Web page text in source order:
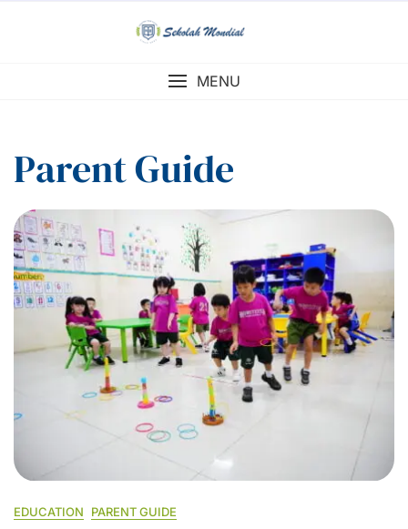
MENU
Parent Guide
EDUCATION PARENT GUIDE